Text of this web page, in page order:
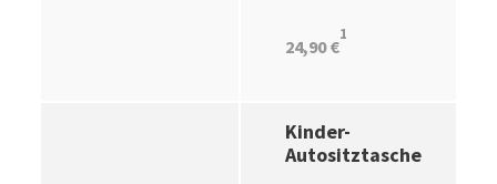
24,90 €
1
Kinder-
Autositztasche